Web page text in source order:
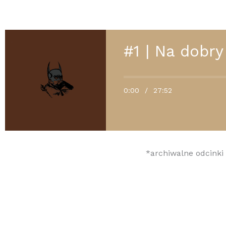
#1 | Na
0:00 / 27:52
*archiwalne odcinki